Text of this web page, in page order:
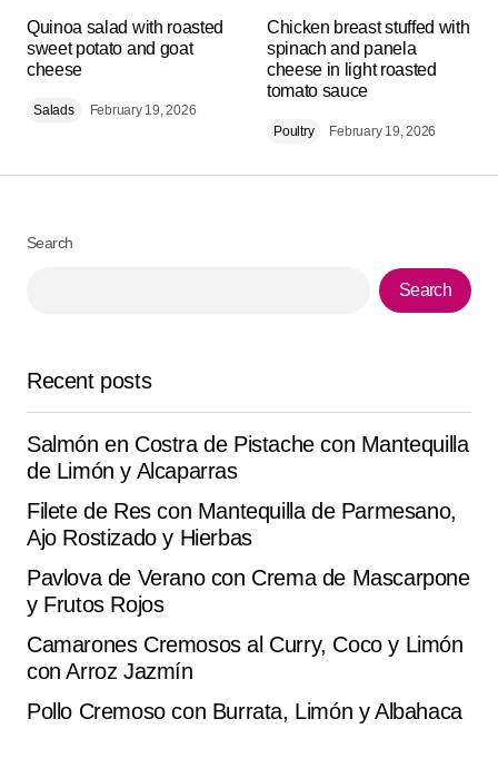
Required fields are marked*
the next time I comment.
Submit Comment
Quinoa salad with roasted
sweet potato and goat
cheese
Salads February 19, 2026
Chicken breast stuffed with
spinach and panela
cheese in light roasted
tomato sauce
Poultry February 19, 2026
Search
Search
Recent posts
Salmón en Costra de Pistache con Mantequilla
de Limón y Alcaparras
Filete de Res con Mantequilla de Parmesano,
Ajo Rostizado y Hierbas
Pavlova de Verano con Crema de Mascarpone
y Frutos Rojos
Camarones Cremosos al Curry, Coco y Limón
con Arroz Jazmín
Pollo Cremoso con Burrata, Limón y Albahaca